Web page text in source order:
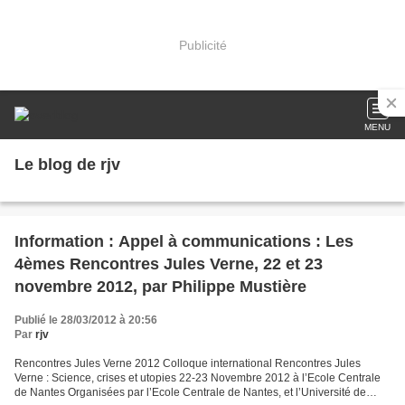
Publicité
MENU
Le blog de rjv
Information : Appel à communications : Les
4èmes Rencontres Jules Verne, 22 et 23
novembre 2012, par Philippe Mustière
Publié le 28/03/2012 à 20:56
Par rjv
Rencontres Jules Verne 2012 Colloque international Rencontres Jules
Verne : Science, crises et utopies 22-23 Novembre 2012 à l’Ecole Centrale
de Nantes Organisées par l’Ecole Centrale de Nantes, et l’Université de